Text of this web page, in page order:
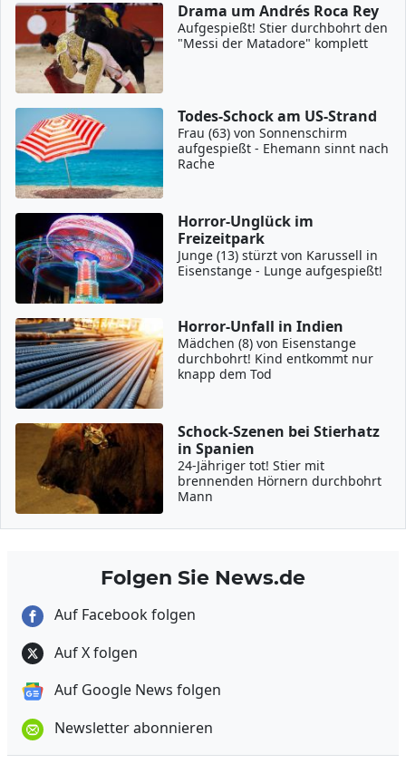
Drama um Andrés Roca Rey
Aufgespießt! Stier durchbohrt den
"Messi der Matadore" komplett
Todes-Schock am US-Strand
Frau (63) von Sonnenschirm
aufgespießt - Ehemann sinnt nach
Rache
Horror-Unglück im
Freizeitpark
Junge (13) stürzt von Karussell in
Eisenstange - Lunge aufgespießt!
Horror-Unfall in Indien
Mädchen (8) von Eisenstange
durchbohrt! Kind entkommt nur
knapp dem Tod
Schock-Szenen bei Stierhatz
in Spanien
24-Jähriger tot! Stier mit
brennenden Hörnern durchbohrt
Mann
Folgen Sie News.de
Auf Facebook folgen
Auf X folgen
Auf Google News folgen
Newsletter abonnieren